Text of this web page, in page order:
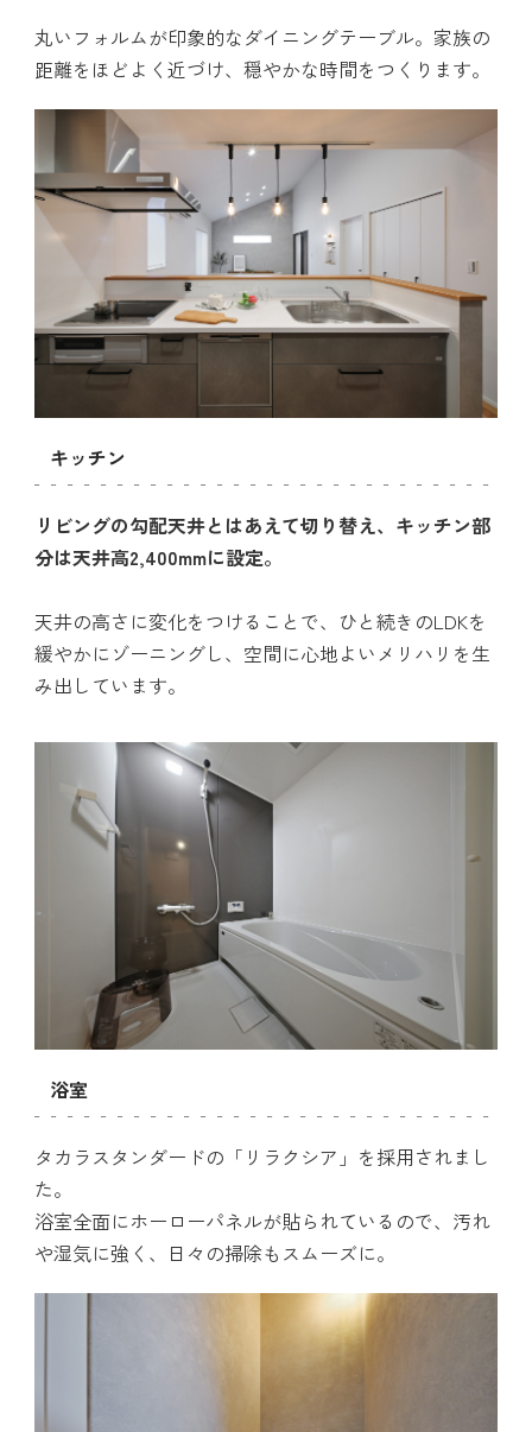
丸いフォルムが印象的なダイニングテーブル。家族の
距離をほどよく近づけ、穏やかな時間をつくります。
キッチン
リビングの勾配天井とはあえて切り替え、キッチン部
分は天井高2,400mmに設定。
天井の高さに変化をつけることで、ひと続きのLDKを
緩やかにゾーニングし、空間に心地よいメリハリを生
み出しています。
浴室
タカラスタンダードの「リラクシア」を採用されまし
た。
浴室全面にホーローパネルが貼られているので、汚れ
や湿気に強く、日々の掃除もスムーズに。